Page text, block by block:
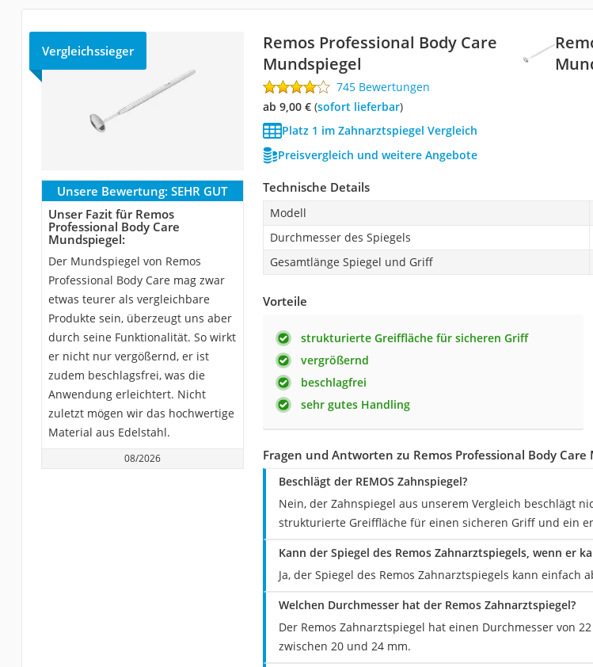
Vergleichssieger
Remos Professional Body Care
Mundspiegel
745 Bewertungen
ab 9,00 €( Sofort lieferbar)
Platz 1 im Zahnarztspiegel Vergleich
Preisvergleich und weitere Angebote
Unsere Bewertung: SEHR GUT
Unser Fazit für Remos
Professional Body Care
Mundspiegel:
Der Mundspiegel von Remos
Professional Body Care mag zwar
etwas teurer als vergleichbare
Produkte sein, überzeugt uns aber
durch seine Funktionalität. So wirkt
er nicht nur vergößernd, er ist
zudem beschlagsfrei, was die
Anwendung erleichtert. Nicht
zuletzt mögen wir das hochwertige
Material aus Edelstahl.
08/2026
Technische Details
Modell
Durchmesser des Spiegels
Gesamtlänge Spiegel und Griff
Vorteile
strukturierte Greiffläche für sicheren Griff
vergrößernd
beschlagfrei
sehr gutes Handling
Fragen und Antworten zu Remos Professional Body Care
Beschlägt der REMOS Zahnspiegel?
Nein, der Zahnspiegel aus unserem Vergleich beschlägt
strukturierte Greiffläche für einen sicheren Griff und ein
Kann der Spiegel des Remos Zahnarztspiegels, wenn er
Ja, der Spiegel des Remos Zahnarztspiegels kann
Welchen Durchmesser hat der Remos Zahnarztspiegel?
Der Remos Zahnarztspiegel hat einen Durchmesser von
zwischen 20 und 24 mm.